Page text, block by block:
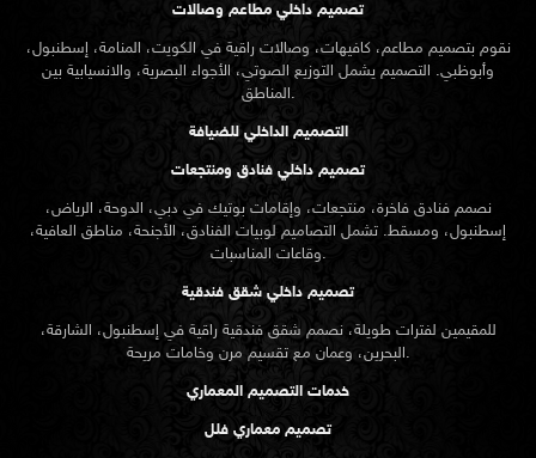
تصميم داخلي مطاعم وصالات
نقوم بتصميم مطاعم، كافيهات، وصالات راقية في الكويت، المنامة، إسطنبول،
وأبوظبي. التصميم يشمل التوزيع الصوتي، الأجواء البصرية، والانسيابية بين
المناطق.
التصميم الداخلي للضيافة
تصميم داخلي فنادق ومنتجعات
نصمم فنادق فاخرة، منتجعات، وإقامات بوتيك في دبي، الدوحة، الرياض،
إسطنبول، ومسقط. تشمل التصاميم لوبيات الفنادق، الأجنحة، مناطق العافية،
وقاعات المناسبات.
تصميم داخلي شقق فندقية
للمقيمين لفترات طويلة، نصمم شقق فندقية راقية في إسطنبول، الشارقة،
البحرين، وعمان مع تقسيم مرن وخامات مريحة.
خدمات التصميم المعماري
تصميم معماري فلل